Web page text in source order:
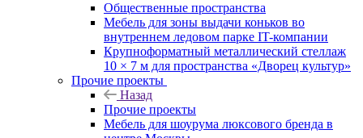
Общественные пространства
Мебель для зоны выдачи коньков во
внутреннем ледовом парке IT-компании
Крупноформатный металлический стеллаж
10 × 7 м для пространства «Дворец культур»
Прочие проекты
Назад
Прочие проекты
Мебель для шоурума люксового бренда в